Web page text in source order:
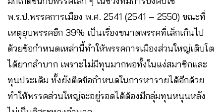
พ.ร.ป.พรรคการเมือง พ.ศ. 2541 (2541 – 2550) ขณะที่
เหตุยุบพรรคอีก 39% เป็นเรื่องขนาดพรรคที่เล็กเกินไป
ด้วยข้อกำหนดเหล่านี้ทำให้พรรคการเมืองส่วนใหญ่เติบโต
ได้ยากลำบาก เพราะไม่มีทุนมากพอทั้งในแง่สมาชิกและ
ทุนประเดิม ทั้งยังติดข้อกำหนดในการหารายได้อีกด้วย
ทำให้พรรคส่วนใหญ่จะอยู่รอดได้ต้องมีกลุ่มทุนหนุนหลัง